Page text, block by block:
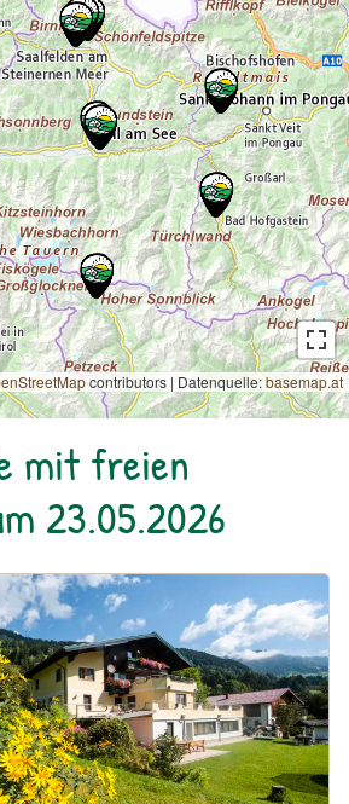
contributors | Datenquelle:basemap.at
mit freien
23.05.2026
Bio-Hof Untergrub